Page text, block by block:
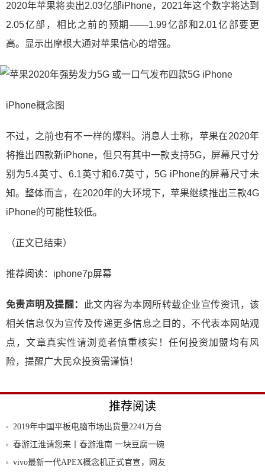
2020年苹果将卖出2.03亿部iPhone，2021年这个数字将达到
2.05亿部，相比之前的预期——1.99亿部和2.01亿部要更
高。显示出摩根大通对苹果信心的增强。
iPhone概念图
不过，之前也有不一样的爆料。消息人士称，苹果在2020年
将推出四款新iPhone，但只有其中一款支持5G，屏幕尺寸分
别为5.4英寸、6.1英寸和6.7英寸，5G iPhone的屏幕尺寸未
知。整体而言，在2020年的大环境下，苹果继续推出三款4G
iPhone的可能性较低。
（正文已结束）
推荐阅读： iphone7p屏幕
免责声明及提醒：
此文内容为本网所转载企业宣传资讯，该
相关信息仅为宣传及传递更多信息之目的，不代表本网站观
点，文章真实性请浏览者慎重核实！任何投资加盟均有风
险，提醒广大民众投资需谨慎！
推荐阅读
2019年中国平板电脑市场出货量2241万台
春游江淮请您来丨春游淮南 一块豆腐一碗
汤尝尽
vivo最新一代APEX概念机正式官宣，网友